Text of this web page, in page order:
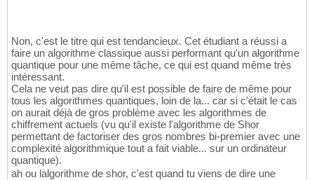
Non, c'est le titre qui est tendancieux. Cet étudiant a réussi a
faire un algorithme classique aussi performant qu'un algorithme
quantique pour une même tâche, ce qui est quand même très
intéressant.
Cela ne veut pas dire qu'il est possible de faire de même pour
tous les algorithmes quantiques, loin de la... car si c'était le cas
on aurait déjà de gros problème avec les algorithmes de
chiffrement actuels (vu qu'il existe l'algorithme de Shor
permettant de factoriser des gros nombres bi-premier avec une
complexité algorithmique tout a fait viable... sur un ordinateur
quantique).
ah ou lalgorithme de shor, c'est quand tu viens de dire une